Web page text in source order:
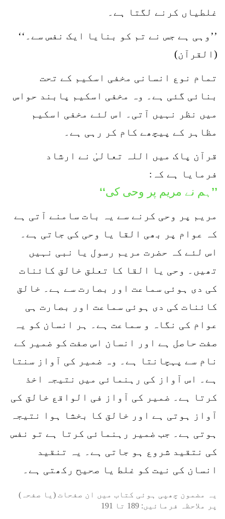
غلطیاں کرنے لگتا ہے۔
’’وہی ہے جس نے تم کو بنایا ایک نفس سے۔‘‘
(القرآن)
تمام نوع انسانی مخفی اسکیم کے تحت
بنائی گئی ہے۔ وہ مخفی اسکیم پابند حواس
میں نظر نہیں آتی۔ اس لئے مخفی اسکیم
مظاہر کے پیچھے کام کر رہی ہے۔
قرآن پاک میں اللہ تعالیٰ نے ارشاد
فرمایا ہے کہ:
’’ہم نے مریم پر وحی کی‘‘
مریم پر وحی کرنے سے یہ بات سامنے آتی ہے
کہ عوام پر بھی القا یا وحی کی جاتی ہے۔
اس لئے کہ حضرت مریم رسول یا نبی نہیں
تھیں۔ وحی یا القا کا تعلق خالق کائنات
کی دی ہوئی سماعت اور بصارت سے ہے۔ خالق
کائنات کی دی ہوئی سماعت اور بصارت ہی
عوام کی نگاہ و سماعت ہے۔ ہر انسان کو یہ
صفت حاصل ہے اور انسان اس صفت کو ضمیر کے
نام سے پہچانتا ہے۔ وہ ضمیر کی آواز سنتا
ہے۔ اس آواز کی رہنمائی میں نتیجہ اخذ
کرتا ہے۔ ضمیر کی آواز فی الواقع خالق کی
آواز ہوتی ہے اور خالق کا بخشا ہوا نتیجہ
ہوتی ہے۔ جب ضمیر رہنمائی کرتا ہے تو نفس
کی نتقید شروع ہو جاتی ہے۔ یہ تنقید
انسان کی نیت کو غلط یا صحیح رکھتی ہے۔
یہ مضمون چھپی ہوئی کتاب میں ان صفحات (یا صفحہ)
پر ملاحظہ فرمائیں: 189 تا 191